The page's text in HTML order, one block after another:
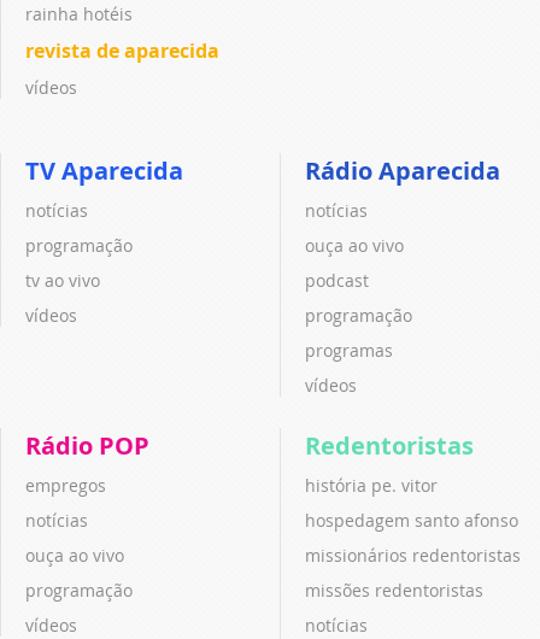
rainha hotéis
revista de aparecida
vídeos
TV Aparecida
notícias
programação
tv ao vivo
vídeos
Rádio Aparecida
notícias
ouça ao vivo
podcast
programação
programas
vídeos
Rádio POP
empregos
notícias
ouça ao vivo
programação
vídeos
Redentoristas
história pe. vitor
hospedagem santo afonso
missionários redentoristas
missões redentoristas
notícias